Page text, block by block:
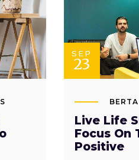
SEP
23
Live Life
Focus On
Positive